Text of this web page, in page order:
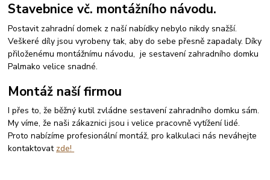
Stavebnice vč. montážního návodu.
Postavit zahradní domek z naší nabídky nebylo nikdy snažší.
Veškeré díly jsou vyrobeny tak, aby do sebe přesně zapadaly. Díky
přiloženému montážnímu návodu, je sestavení zahradního domku
Palmako velice snadné.
Montáž naší firmou
I přes to, že běžný kutil zvládne sestavení zahradního domku sám.
My víme, že naši zákaznici jsou i velice pracovně vytížení lidé.
Proto nabízíme profesionální montáž, pro kalkulaci nás neváhejte
kontaktovat zde!